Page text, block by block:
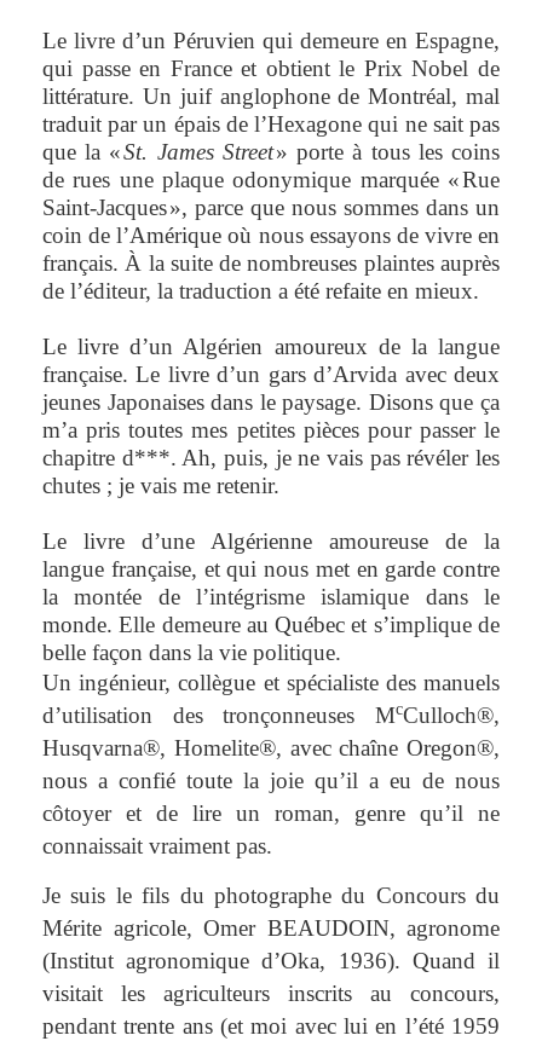
Le livre d’un Péruvien qui demeure en Espagne,
qui passe en France et obtient le Prix Nobel de
littérature. Un juif anglophone de Montréal, mal
traduit par un épais de l’Hexagone qui ne sait pas
que la «St. James Street» porte à tous les coins
de rues une plaque odonymique marquée « Rue
Saint-Jacques », parce que nous sommes dans un
coin de l’Amérique où nous essayons de vivre en
français. À la suite de nombreuses plaintes auprès
de l’éditeur, la traduction a été refaite en mieux.
Le livre d’un Algérien amoureux de la langue
française. Le livre d’un gars d’Arvida avec deux
jeunes Japonaises dans le paysage. Disons que ça
m’a pris toutes mes petites pièces pour passer le
chapitre d***. Ah, puis, je ne vais pas révéler les
chutes ; je vais me retenir.
Le livre d’une Algérienne amoureuse de la
langue française, et qui nous met en garde contre
la montée de l’intégrisme islamique dans le
monde. Elle demeure au Québec et s’implique de
belle façon dans la vie politique.
Un ingénieur, collègue et spécialiste des manuels
d’utilisation des tronçonneuses McCulloch®,
Husqvarna®, Homelite®, avec chaîne Oregon®,
nous a confié toute la joie qu’il a eu de nous
côtoyer et de lire un roman, genre qu’il ne
connaissait vraiment pas.
Je suis le fils du photographe du Concours du
Mérite agricole, Omer BEAUDOIN, agronome
(Institut agronomique d’Oka, 1936). Quand il
visitait les agriculteurs inscrits au concours,
pendant trente ans (et moi avec lui en l’été 1959